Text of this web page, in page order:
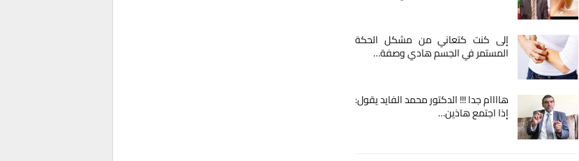
إلى كنت كتعاني من مشكل الحكة
المستمر في الجسم هادي وصفة…
هاااام جدا !!! الدكتور محمد الفايد يقول:
إذا اجتمع هاذين…